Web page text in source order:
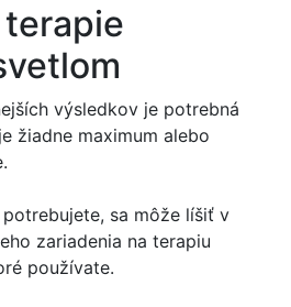
výsledkov je potrebná
žiadne maximum alebo
sa môže líšiť v
zariadenia na terapiu
používate.